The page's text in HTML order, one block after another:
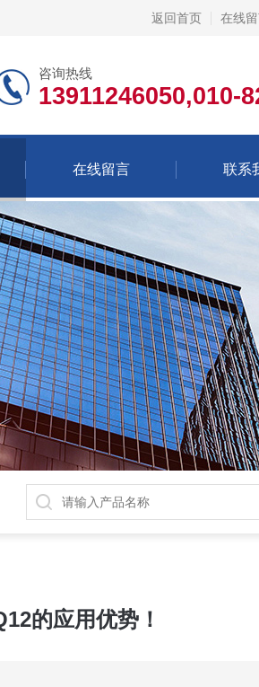
返回首页 在线
咨询热线
13911246050,010-
在线留言 联系
的应用优势！